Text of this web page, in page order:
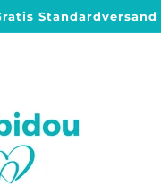
Standardversand